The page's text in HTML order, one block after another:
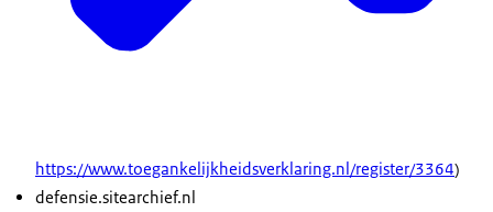
https://www.toegankelijkheidsverklaring.nl/register/3364)
defensie.sitearchief.nl